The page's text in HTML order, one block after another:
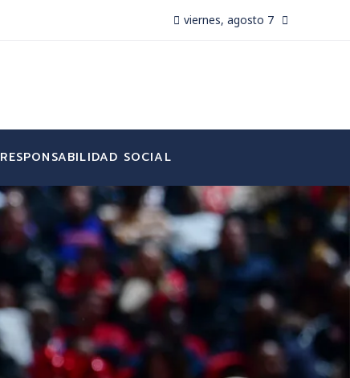
viernes, agosto 7
RESPONSABILIDAD SOCIAL